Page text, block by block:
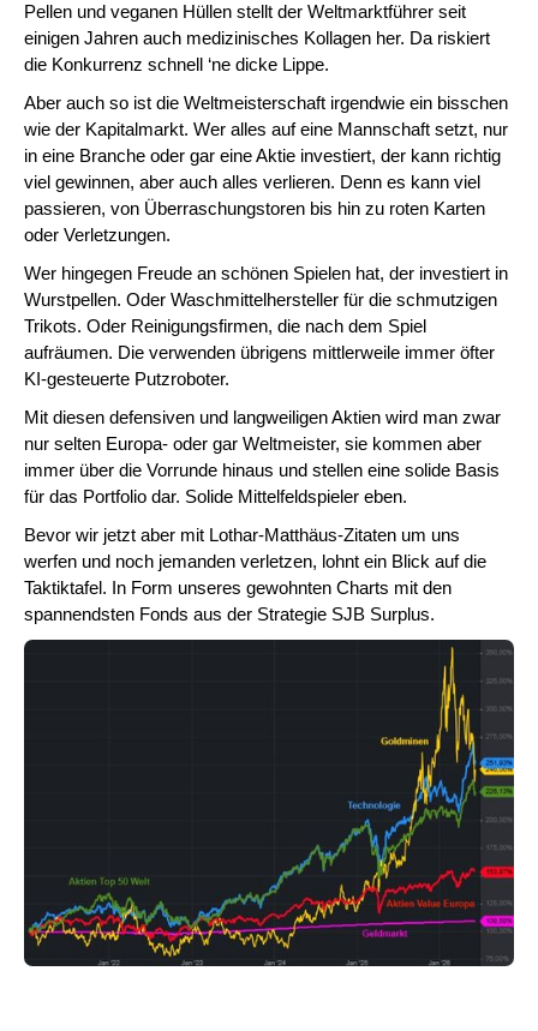
Pellen und veganen Hüllen stellt der Weltmarktführer seit
einigen Jahren auch medizinisches Kollagen her. Da riskiert
die Konkurrenz schnell ‘ne dicke Lippe.
Aber auch so ist die Weltmeisterschaft irgendwie ein bisschen
wie der Kapitalmarkt. Wer alles auf eine Mannschaft setzt, nur
in eine Branche oder gar eine Aktie investiert, der kann richtig
viel gewinnen, aber auch alles verlieren. Denn es kann viel
passieren, von Überraschungstoren bis hin zu roten Karten
oder Verletzungen.
Wer hingegen Freude an schönen Spielen hat, der investiert in
Wurstpellen. Oder Waschmittelhersteller für die schmutzigen
Trikots. Oder Reinigungsfirmen, die nach dem Spiel
aufräumen. Die verwenden übrigens mittlerweile immer öfter
KI-gesteuerte Putzroboter.
Mit diesen defensiven und langweiligen Aktien wird man zwar
nur selten Europa- oder gar Weltmeister, sie kommen aber
immer über die Vorrunde hinaus und stellen eine solide Basis
für das Portfolio dar. Solide Mittelfeldspieler eben.
Bevor wir jetzt aber mit Lothar-Matthäus-Zitaten um uns
werfen und noch jemanden verletzen, lohnt ein Blick auf die
Taktiktafel. In Form unseres gewohnten Charts mit den
spannendsten Fonds aus der Strategie SJB Surplus.